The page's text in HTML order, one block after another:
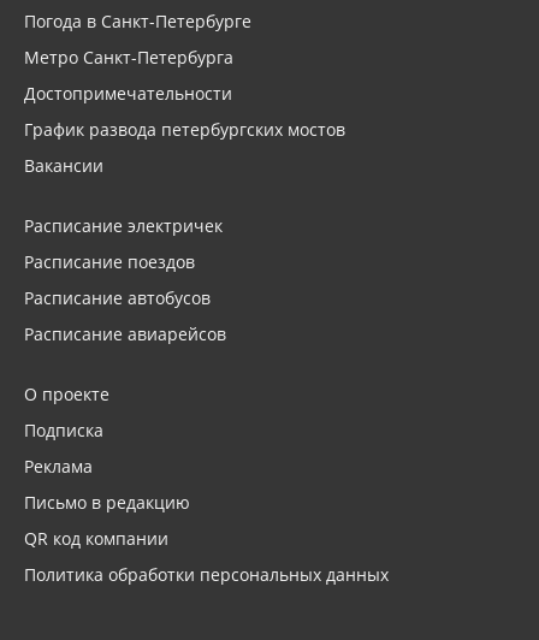
Погода в Санкт-Петербурге
Метро Санкт-Петербурга
Достопримечательности
График развода петербургских мостов
Вакансии
Расписание электричек
Расписание поездов
Расписание автобусов
Расписание авиарейсов
О проекте
Подписка
Реклама
Письмо в редакцию
QR код компании
Политика обработки персональных данных